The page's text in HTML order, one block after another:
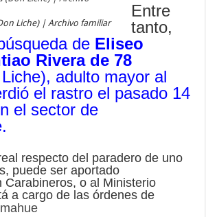
Liche) | Archivo familiar
Entre
tanto,
de Eliseo
Rivera de 78
adulto mayor al
el rastro el pasado 14
el sector de
respecto del paradero de uno
puede ser aportado
Carabineros, o al Ministerio
a cargo de las órdenes de